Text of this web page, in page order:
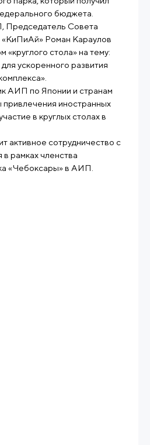
бюджета.
Председатель Совета
«КиПиАй» Роман Караулов
«круглого стола» на тему:
ускоренного развития
АИП по Японии и странам
иностранных
в круглых столах в
активное сотрудничество с
рамках членства
«Чебоксары» в АИП.